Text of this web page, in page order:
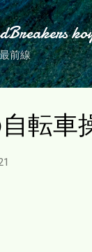
前線
転車